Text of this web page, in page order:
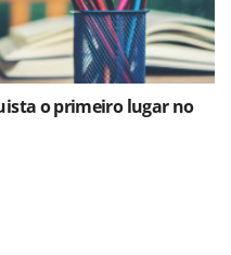
o primeiro lugar no